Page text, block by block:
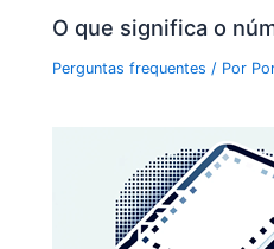
O que significa o
Perguntas frequentes / Por